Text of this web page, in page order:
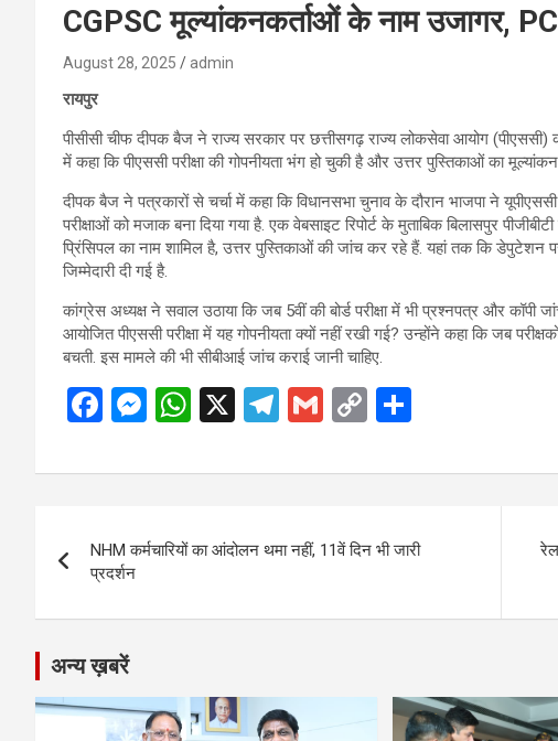
CGPSC मूल्यांकनकर्ताओं के नाम उजागर,
August 28, 2025 admin
रायपुर
पीसीसी चीफ दीपक बैज ने राज्य सरकार पर छत्तीसगढ़ राज्य लोकसेवा आयोग
में कहा कि पीएससी परीक्षा की गोपनीयता भंग हो चुकी है और उत्तर पुस्तिकाओं का
दीपक बैज ने पत्रकारों से चर्चा में कहा कि विधानसभा चुनाव के दौरान भाजपा ने
परीक्षाओं को मजाक बना दिया गया है. एक वेबसाइट रिपोर्ट के मुताबिक बिलासपुर
प्रिंसिपल का नाम शामिल है, उत्तर पुस्तिकाओं की जांच कर रहे हैं. यहां तक कि डेपुटेशन
जिम्मेदारी दी गई है.
कांग्रेस अध्यक्ष ने सवाल उठाया कि जब 5वीं की बोर्ड परीक्षा में भी प्रश्नपत्र और कॉपी
आयोजित पीएससी परीक्षा में यह गोपनीयता क्यों नहीं रखी गई? उन्होंने कहा कि जब
बचती. इस मामले की भी सीबीआई जांच कराई जानी चाहिए.
F
ce
o
o
k
M
se
g
W
at
A
p
X
T
e
a
G
ail
C
py
n
ar
navigation
NHM कर्मचारियों का आंदोलन थमा नहीं, 11वें दिन भी जारी
प्रदर्शन
अन्य ख़बरें